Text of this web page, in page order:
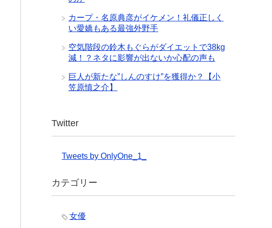
カープ・名原典彦がイケメン！礼儀正しく
い愛嬌もある最強外野手
空気階段の鈴木もぐらがダイエットで38kg
減！？ネタに影響が出ないか心配の声も
巨人が新たな”しんのすけ”を獲得か？【小
笠原慎之介】
Twitter
Tweets by OnlyOne_1_
カテゴリー
女優